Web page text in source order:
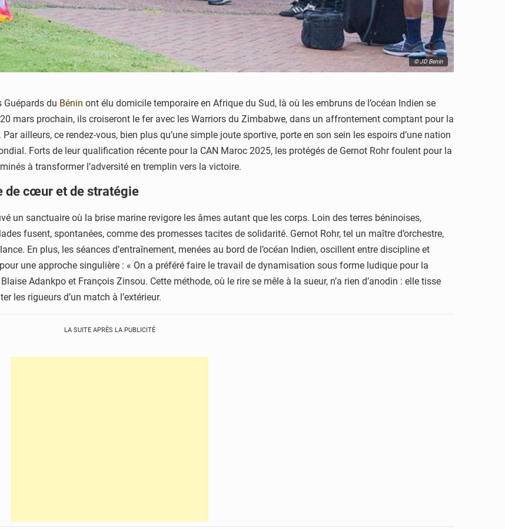
© JD Benin
Guépards du Bénin ont élu domicile temporaire en Afrique du Sud, là où les embruns de l’océan Indien se
mars prochain, ils croiseront le fer avec les Warriors du Zimbabwe, dans un affrontement comptant pour la
ailleurs, ce rendez-vous, bien plus qu’une simple joute sportive, porte en son sein les espoirs d’une nation
Forts de leur qualification récente pour la CAN Maroc 2025, les protégés de Gernot Rohr foulent pour la
à transformer l’adversité en tremplin vers la victoire.
de cœur et de stratégie
un sanctuaire où la brise marine revigore les âmes autant que les corps. Loin des terres béninoises,
fusent, spontanées, comme des promesses tacites de solidarité. Gernot Rohr, tel un maître d’orchestre,
En plus, les séances d’entraînement, menées au bord de l’océan Indien, oscillent entre discipline et
une approche singulière : « On a préféré faire le travail de dynamisation sous forme ludique pour la
Adankpo et François Zinsou. Cette méthode, où le rire se mêle à la sueur, n’a rien d’anodin : elle tisse
les rigueurs d’un match à l’extérieur.
LA SUITE APRÈS LA PUBLICITÉ